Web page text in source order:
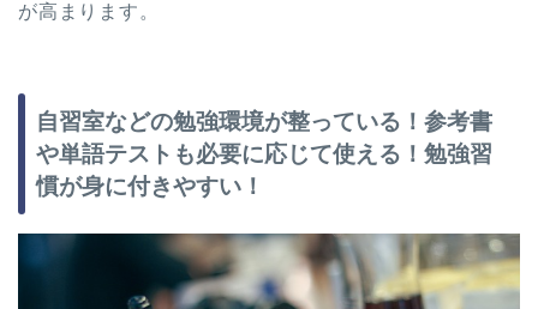
が高まります。
自習室などの勉強環境が整っている！参考書
や単語テストも必要に応じて使える！勉強習
慣が身に付きやすい！